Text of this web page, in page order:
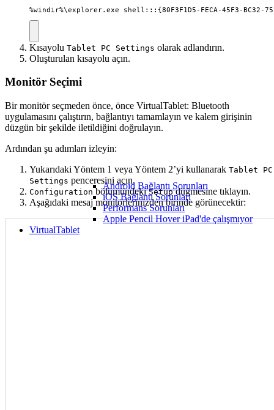
Android Bağlantı Sorunları
iOS Bağlantı Sorunları
Performans Sorunları
Apple Pencil Hover iPad'de çalışmıyor
VirtualTablet
%windir%\explorer.exe shell:::{80F3F1D5-FECA-45F3-BC32-
Kısayolu Tablet PC Settings olarak adlandırın.
Oluşturulan kısayolu açın.
Monitör Seçimi
Bir monitör seçmeden önce, önce VirtualTablet: Bluetooth
uygulamasını çalıştırın, bağlantıyı tamamlayın ve kalem girişinin
düzgün bir şekilde iletildiğini doğrulayın.
Ardından şu adımları izleyin:
Yukarıdaki Yöntem 1 veya Yöntem 2’yi kullanarak Tablet PC
Settings penceresini açın.
ConfigurationbölümündekiSetupdüğmesine tıklayın.
Aşağıdaki mesaj monitörlerinizden birinde görünecektir: